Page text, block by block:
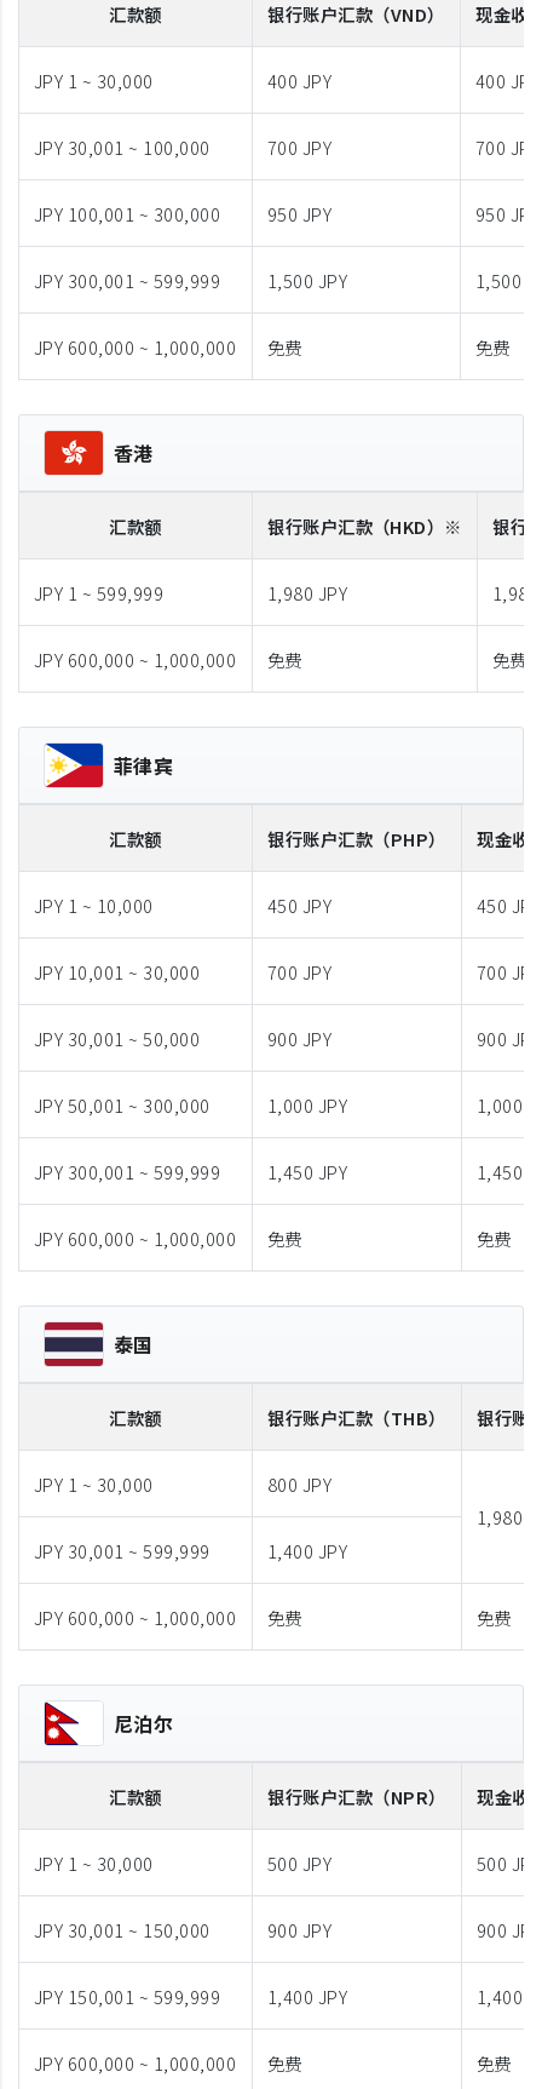
汇款额 银行账户汇款 （VND） 现金收
JPY 1 ~ 30,000 400 JPY 400 JPY
JPY 30,001 ~ 100,000 700 JPY 700 JPY
JPY 100,001 ~ 300,000 950 JPY 950 JPY
JPY 300,001 ~ 599,999 1,500 JPY 1,500
JPY 600,000 ~ 1,000,000 免费 免费
香港
汇款额 银行账户汇款 （HKD）※ 银行
JPY 1 ~ 599,999 1,980 JPY 1,980
JPY 600,000 ~ 1,000,000 免费 免费
菲律宾
汇款额 银行账户汇款 （PHP） 现金收
JPY 1 ~ 10,000 450 JPY 450 JPY
JPY 10,001 ~ 30,000 700 JPY 700 JPY
JPY 30,001 ~ 50,000 900 JPY 900 JPY
JPY 50,001 ~ 300,000 1,000 JPY 1,000
JPY 300,001 ~ 599,999 1,450 JPY 1,450
JPY 600,000 ~ 1,000,000 免费 免费
泰国
汇款额 银行账户汇款 （THB） 银行账
JPY 1 ~ 30,000
800 JPY
1,980
JPY 30,001 ~ 599,999
1,400 JPY
JPY 600,000 ~ 1,000,000 免费 免费
尼泊尔
汇款额 银行账户汇款 （NPR） 现金收
JPY 1 ~ 30,000 500 JPY 500 JPY
JPY 30,001 ~ 150,000 900 JPY 900 JPY
JPY 150,001 ~ 599,999 1,400 JPY 1,400
JPY 600,000 ~ 1,000,000 免费 免费